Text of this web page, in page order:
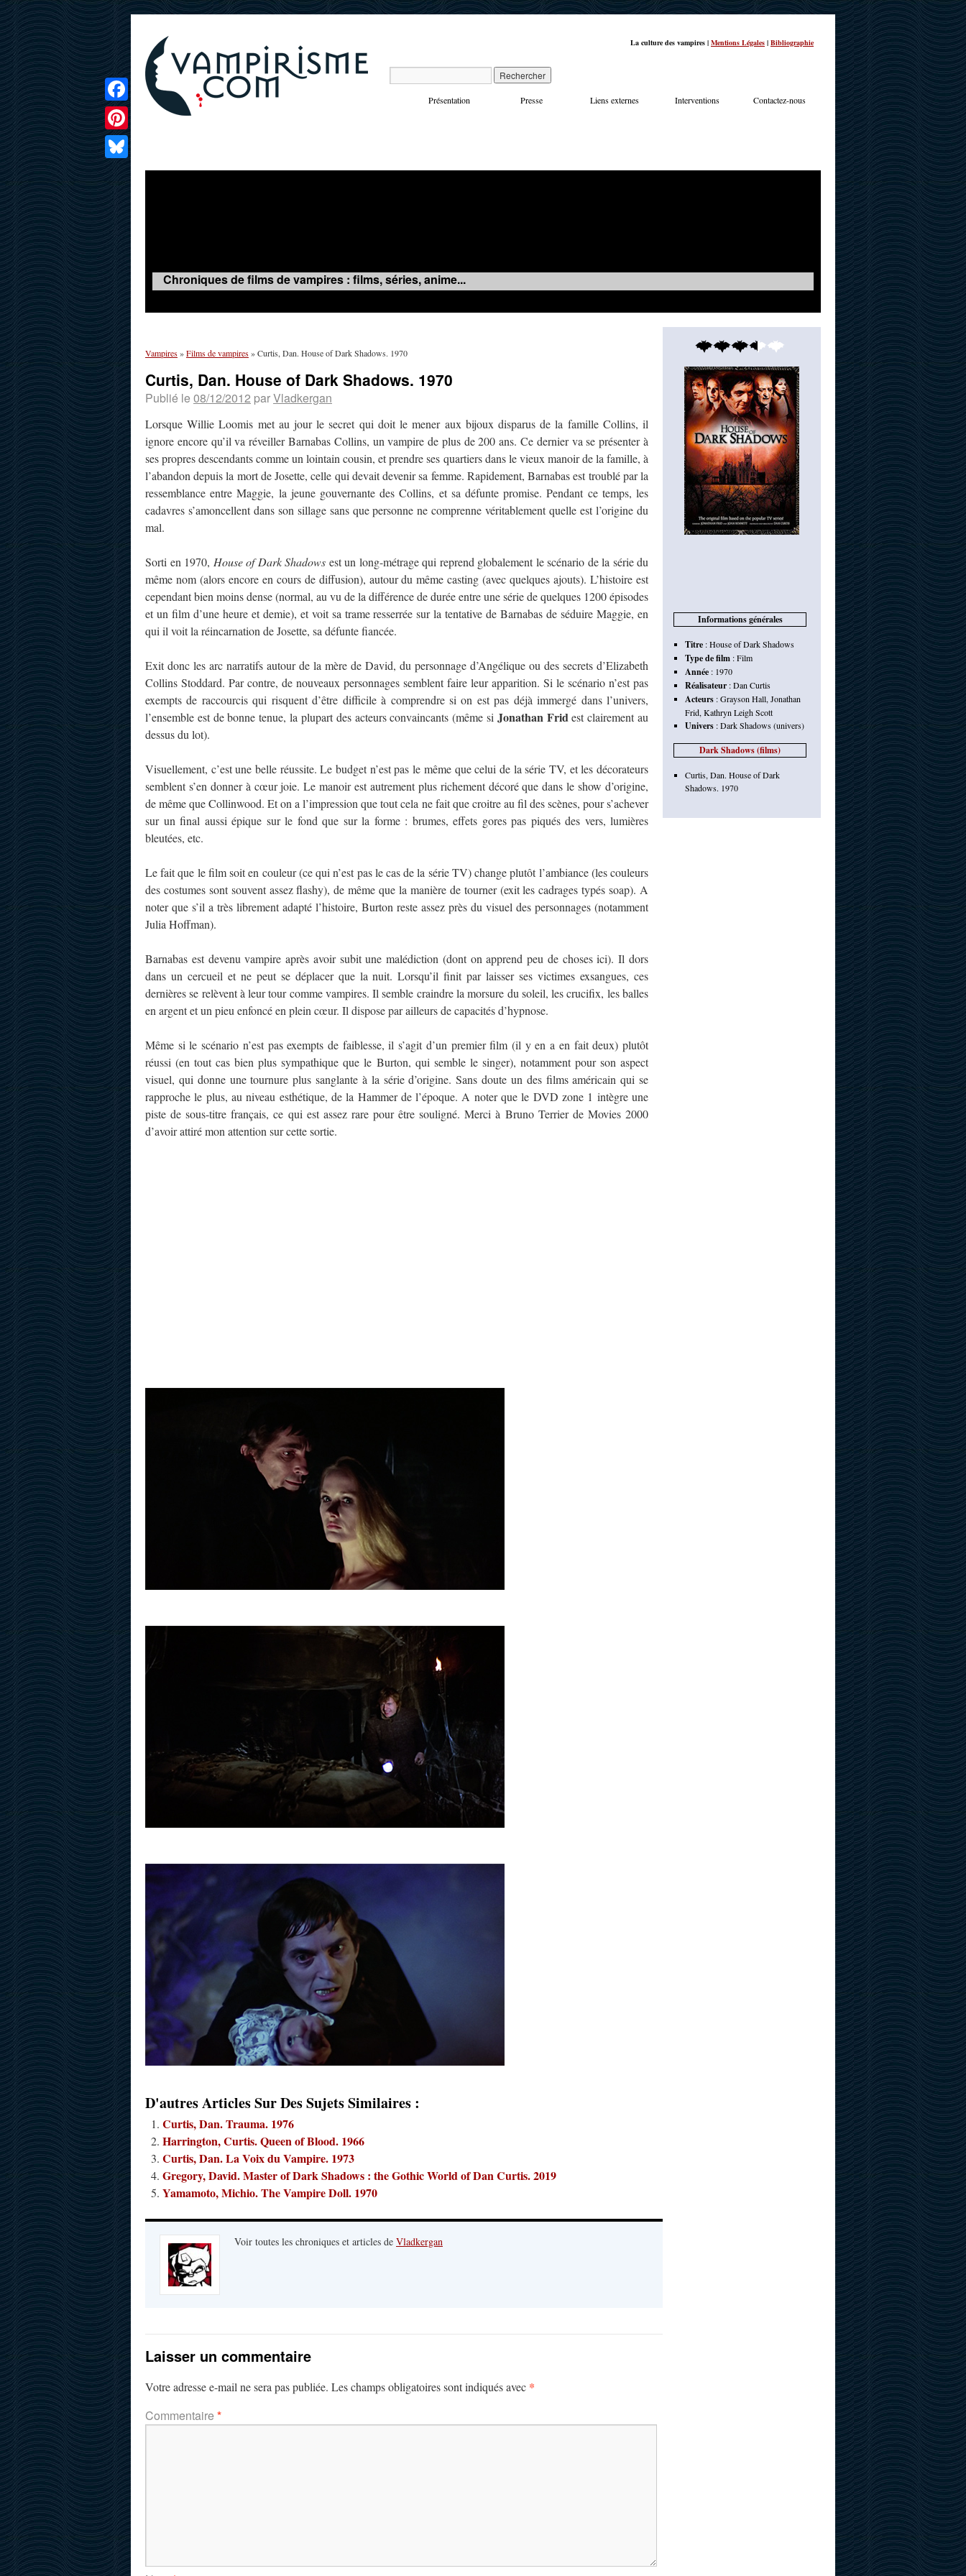
La culture des vampires | Mentions Légales | Bibliographie
Présentation Presse Liens externes Interventions Contactez-nous
Chroniques de films de vampires : films, séries, anime...
Vampires»Films de vampires»Curtis, Dan. House of Dark Shadows. 1970
Curtis, Dan. House of Dark Shadows. 1970
Publié le 08/12/2012 parVladkergan
Lorsque Willie Loomis met au jour le secret qui doit le mener aux bijoux disparus de la famille Collins, il
ignore encore qu’il va réveiller Barnabas Collins, un vampire de plus de 200 ans. Ce dernier va se présenter à
ses propres descendants comme un lointain cousin, et prendre ses quartiers dans le vieux manoir de la famille, à
l’abandon depuis la mort de Josette, celle qui devait devenir sa femme. Rapidement, Barnabas est troublé par la
ressemblance entre Maggie, la jeune gouvernante des Collins, et sa défunte promise. Pendant ce temps, les
cadavres s’amoncellent dans son sillage sans que personne ne comprenne véritablement quelle est l’origine du
mal.
Sorti en 1970, House of Dark Shadows est un long-métrage qui reprend globalement le scénario de la série du
même nom (alors encore en cours de diffusion), autour du même casting (avec quelques ajouts). L’histoire est
cependant bien moins dense (normal, au vu de la différence de durée entre une série de quelques 1200 épisodes
et un film d’une heure et demie), et voit sa trame resserrée sur la tentative de Barnabas de séduire Maggie, en
qui il voit la réincarnation de Josette, sa défunte fiancée.
Exit donc les arc narratifs autour de la mère de David, du personnage d’Angélique ou des secrets d’Elizabeth
Collins Stoddard. Par contre, de nouveaux personnages semblent faire leur apparition. Si le scénario n’est pas
exempts de raccourcis qui risquent d’être difficile à comprendre si on est pas déjà immergé dans l’univers,
l’ensemble est de bonne tenue, la plupart des acteurs convaincants (même si Jonathan Frid est clairement au
dessus du lot).
Visuellement, c’est une belle réussite. Le budget n’est pas le même que celui de la série TV, et les décorateurs
semblent s’en donner à cœur joie. Le manoir est autrement plus richement décoré que dans le show d’origine,
de même que Collinwood. Et on a l’impression que tout cela ne fait que croitre au fil des scènes, pour s’achever
sur un final aussi épique sur le fond que sur la forme : brumes, effets gores pas piqués des vers, lumières
bleutées, etc.
Le fait que le film soit en couleur (ce qui n’est pas le cas de la série TV) change plutôt l’ambiance (les couleurs
des costumes sont souvent assez flashy), de même que la manière de tourner (exit les cadrages typés soap). A
noter que s’il a très librement adapté l’histoire, Burton reste assez près du visuel des personnages (notamment
Julia Hoffman).
Barnabas est devenu vampire après avoir subit une malédiction (dont on apprend peu de choses ici). Il dors
dans un cercueil et ne peut se déplacer que la nuit. Lorsqu’il finit par laisser ses victimes exsangues, ces
dernières se relèvent à leur tour comme vampires. Il semble craindre la morsure du soleil, les crucifix, les balles
en argent et un pieu enfoncé en plein cœur. Il dispose par ailleurs de capacités d’hypnose.
Même si le scénario n’est pas exempts de faiblesse, il s’agit d’un premier film (il y en a en fait deux) plutôt
réussi (en tout cas bien plus sympathique que le Burton, qui semble le singer), notamment pour son aspect
visuel, qui donne une tournure plus sanglante à la série d’origine. Sans doute un des films américain qui se
rapproche le plus, au niveau esthétique, de la Hammer de l’époque. A noter que le DVD zone 1 intègre une
piste de sous-titre français, ce qui est assez rare pour être souligné. Merci à Bruno Terrier de Movies 2000
d’avoir attiré mon attention sur cette sortie.
D'autres Articles Sur Des Sujets Similaires :
Curtis, Dan. Trauma. 1976
Harrington, Curtis. Queen of Blood. 1966
Curtis, Dan. La Voix du Vampire. 1973
Gregory, David. Master of Dark Shadows : the Gothic World of Dan Curtis. 2019
Yamamoto, Michio. The Vampire Doll. 1970
Voir toutes les chroniques et articles de Vladkergan
Laisser un commentaire
Votre adresse e-mail ne sera pas publiée. Les champs obligatoires sont indiqués avec *
Commentaire *
Facebook
Pinterest
Bluesky
Informations générales
Titre:House of Dark Shadows
Type de film:Film
Année: 1970
Réalisateur:Dan Curtis
Acteurs:Grayson Hall, Jonathan
Frid, Kathryn Leigh Scott
Univers:Dark Shadows (univers)
Dark Shadows (films)
Curtis, Dan. House of Dark
Shadows. 1970